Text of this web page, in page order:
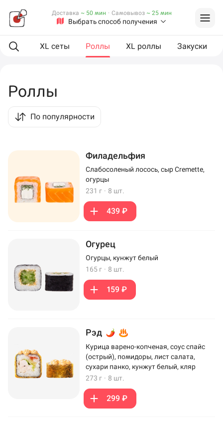
Выбрать способ получения
Доставка ~ 50 мин · Самовывоз ~ 25 мин
еда XL сеты Роллы XL роллы Закуски
Роллы
По популярности
Филадельфия
Слабосоленый лосось, сыр Cremette,
огурцы
231 г · 8 шт.
439 ₽
Огурец
Огурцы, кунжут белый
165 г · 8 шт.
159 ₽
Рэд
Курица варено-копченая, соус спайс
(острый), помидоры, лист салата,
сухари панко, кунжут белый, кляр
273 г · 8 шт.
299 ₽